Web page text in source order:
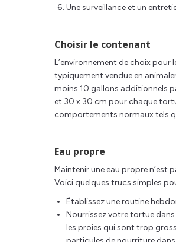
Une surveillance et un
Choisir le contenant
L’environnement de choix
typiquement vendue en
moins 10 gallons additionnels
et 30 x 30 cm pour chaque
comportements normaux tels
Eau propre
Maintenir une eau propre n’est
Voici quelques trucs simples
Établissez une routine
Nourrissez votre tortue
les proies qui sont trop